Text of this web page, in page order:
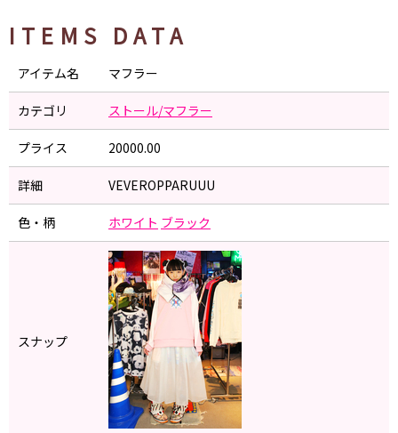
ITEMS DATA
アイテム名 マフラー
カテゴリ ストール/マフラー
プライス 20000.00
詳細 VEVEROPPARUUU
色・柄 ホワイト ブラック
スナップ